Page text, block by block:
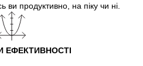
ви продуктивно, на піку чи ні.
ЕФЕКТИВНОСТІ